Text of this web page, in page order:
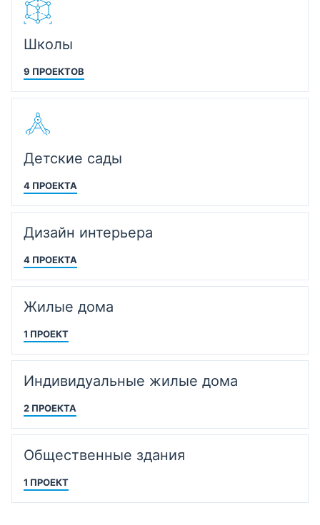
Школы
9 ПРОЕКТОВ
Детские сады
4 ПРОЕКТА
Дизайн интерьера
4 ПРОЕКТА
Жилые дома
1 ПРОЕКТ
Индивидуальные жилые дома
2 ПРОЕКТА
Общественные здания
1 ПРОЕКТ